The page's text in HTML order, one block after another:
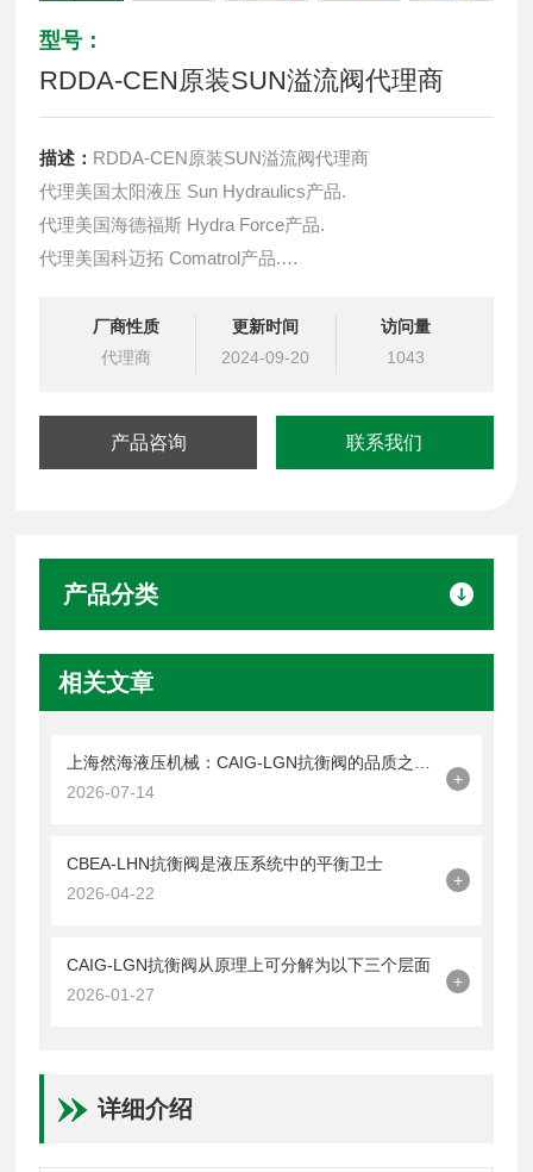
型号：
RDDA-CEN原装SUN溢流阀代理商
描述： RDDA-CEN原装SUN溢流阀代理商
代理美国太阳液压 Sun Hydraulics产品.
代理美国海德福斯 Hydra Force产品.
代理美国科迈拓 Comatrol产品.
提供油路系统设计,油路块设计,阀块设计与选型
液压油缸，经销力士乐、派克、中国台湾北部等液压元件
厂商性质
代理商
更新时间
2024-09-20
访问量
1043
产品咨询 联系我们
产品分类
相关文章
2026-07-14
+
CBEA-LHN抗衡阀是液压系统中的平衡卫士
2026-04-22
+
CAIG-LGN抗衡阀从原理上可分解为以下三个层面
2026-01-27
+
详细介绍